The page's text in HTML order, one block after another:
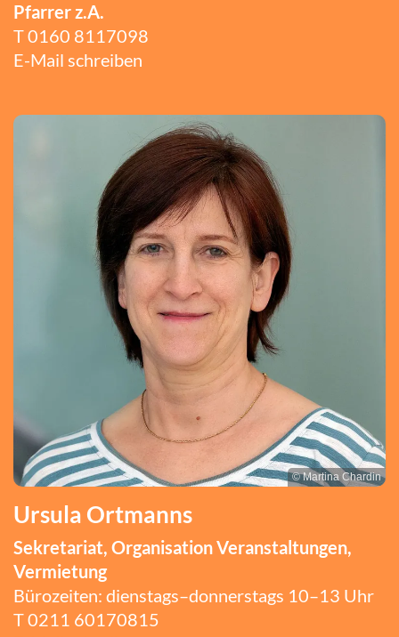
Pfarrer z.A.
T0160 8117098
E-Mail schreiben
© Martina Chardin
Ursula Ortmanns
Sekretariat, Organisation Veranstaltungen,
Vermietung
Bürozeiten: dienstags–donnerstags 10–13 Uhr
T0211 60170815